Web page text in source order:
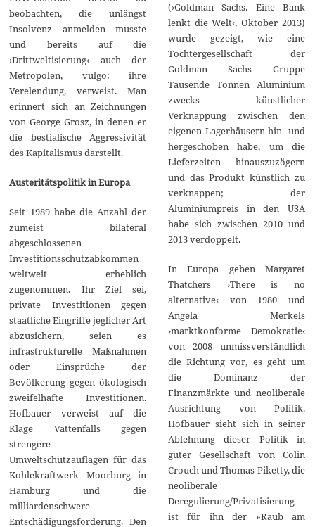
beobachten, die unlängst
Insolvenz anmelden musste
und bereits auf die
›Drittweltisierung‹ auch der
Metropolen, vulgo: ihre
Verelendung, verweist. Man
erinnert sich an Zeichnungen
von George Grosz, in denen er
die bestialische Aggressivität
des Kapitalismus darstellt.
Austeritätspolitik in Europa
Seit 1989 habe die Anzahl der
zumeist bilateral
abgeschlossenen
Investitionsschutzabkommen
weltweit erheblich
zugenommen. Ihr Ziel sei,
private Investitionen gegen
staatliche Eingriffe jeglicher Art
abzusichern, seien es
infrastrukturelle Maßnahmen
oder Einsprüche der
Bevölkerung gegen ökologisch
zweifelhafte Investitionen.
Hofbauer verweist auf die
Klage Vattenfalls gegen
strengere
Umweltschutzauflagen für das
Kohlekraftwerk Moorburg in
Hamburg und die
milliardenschwere
Entschädigungsforderung. Den
(›Goldman Sachs. Eine Bank
lenkt die Welt‹, Oktober 2013)
wurde gezeigt, wie eine
Tochtergesellschaft der
Goldman Sachs Gruppe
Tausende Tonnen Aluminium
zwecks künstlicher
Verknappung zwischen den
eigenen Lagerhäusern hin- und
hergeschoben habe, um die
Lieferzeiten hinauszuzögern
und das Produkt künstlich zu
verknappen; der
Aluminiumpreis in den USA
habe sich zwischen 2010 und
2013 verdoppelt.
In Europa geben Margaret
Thatchers ›There is no
alternative‹ von 1980 und
Angela Merkels
›marktkonforme Demokratie‹
von 2008 unmissverständlich
die Richtung vor, es geht um
die Dominanz der
Finanzmärkte und neoliberale
Ausrichtung von Politik.
Hofbauer sieht sich in seiner
Ablehnung dieser Politik in
guter Gesellschaft von Colin
Crouch und Thomas Piketty, die
neoliberale
Deregulierung/Privatisierung
ist für ihn der »Raub am